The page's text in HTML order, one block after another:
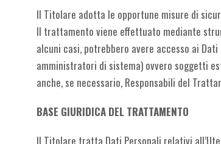
Il Titolare adotta le opportune misure di
Il trattamento viene effettuato mediante
alcuni casi, potrebbero avere accesso ai
amministratori di sistema) ovvero soggetti
anche, se necessario, Responsabili del
BASE GIURIDICA DEL TRATTAMENTO
Il Titolare tratta Dati Personali relativi